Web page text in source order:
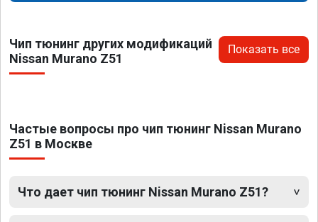
Чип тюнинг других модификаций
Nissan Murano Z51
Показать все
Частые вопросы про чип тюнинг Nissan Murano
Z51 в Москве
Что дает чип тюнинг Nissan Murano Z51?